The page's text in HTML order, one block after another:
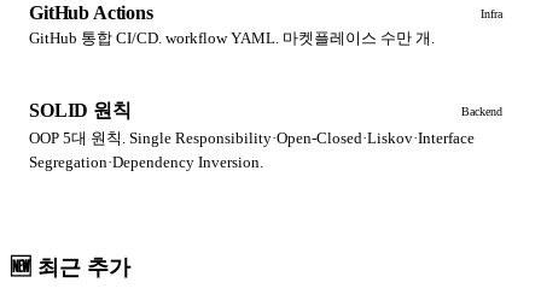
GitHub Actions Infra
GitHub 통합 CI/CD. workflow YAML. 마켓플레이스 수만 개.
SOLID 원칙 Backend
OOP 5대 원칙. Single Responsibility·Open-Closed·Liskov·Interface
Segregation·Dependency Inversion.
🆕 최근 추가